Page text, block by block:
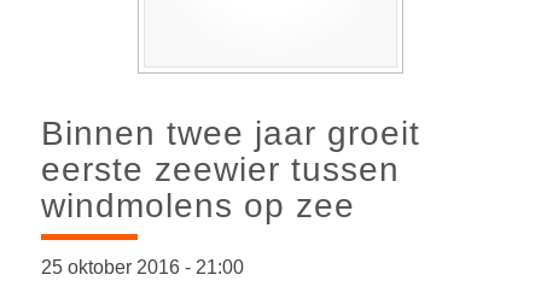
Binnen twee jaar groeit
eerste zeewier tussen
windmolens op zee
25 oktober 2016 -21:00